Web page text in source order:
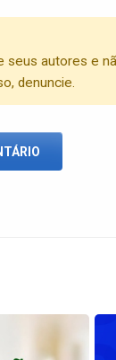
seus autores e
denuncie.